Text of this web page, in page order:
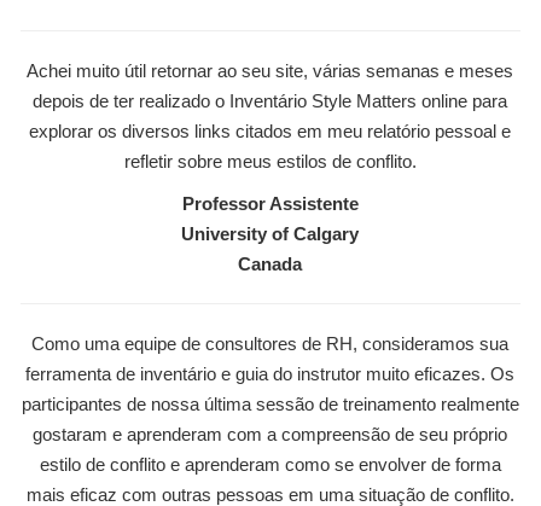
Achei muito útil retornar ao seu site, várias semanas e meses
depois de ter realizado o Inventário Style Matters online para
explorar os diversos links citados em meu relatório pessoal e
refletir sobre meus estilos de conflito.
Professor Assistente
University of Calgary
Canada
Como uma equipe de consultores de RH, consideramos sua
ferramenta de inventário e guia do instrutor muito eficazes. Os
participantes de nossa última sessão de treinamento realmente
gostaram e aprenderam com a compreensão de seu próprio
estilo de conflito e aprenderam como se envolver de forma
mais eficaz com outras pessoas em uma situação de conflito.